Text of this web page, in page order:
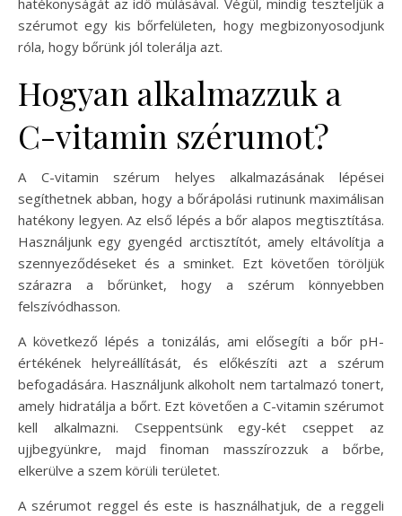
szérumot egy kis bőrfelületen, hogy megbizonyosodjunk
róla, hogy bőrünk jól tolerálja azt.
Hogyan alkalmazzuk a
C-vitamin szérumot?
A C-vitamin szérum helyes alkalmazásának lépései
segíthetnek abban, hogy a bőrápolási rutinunk maximálisan
hatékony legyen. Az első lépés a bőr alapos megtisztítása.
Használjunk egy gyengéd arctisztítót, amely eltávolítja a
szennyeződéseket és a sminket. Ezt követően töröljük
szárazra a bőrünket, hogy a szérum könnyebben
felszívódhasson.
A következő lépés a tonizálás, ami elősegíti a bőr pH-
értékének helyreállítását, és előkészíti azt a szérum
befogadására. Használjunk alkoholt nem tartalmazó tonert,
amely hidratálja a bőrt. Ezt követően a C-vitamin szérumot
kell alkalmazni. Cseppentsünk egy-két cseppet az
ujjbegyünkre, majd finoman masszírozzuk a bőrbe,
elkerülve a szem körüli területet.
A szérumot reggel és este is használhatjuk, de a reggeli